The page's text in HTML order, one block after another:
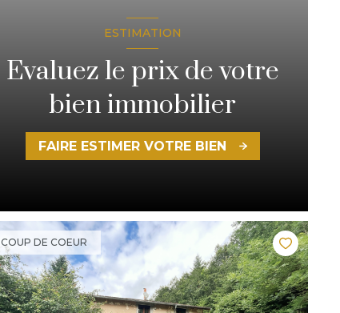
ESTIMATION
Evaluez le prix de votre
bien immobilier
FAIRE ESTIMER VOTRE BIEN
COUP DE COEUR